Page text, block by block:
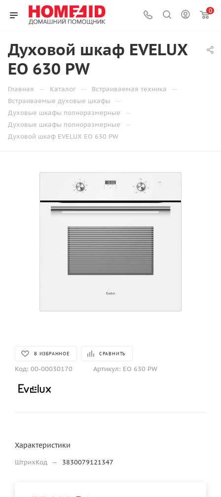
0
Духовой шкаф EVELUX
EO 630 PW
Главная — Каталог — Встраиваемая техника —
Встраиваемые духовые шкафы —
Духовые шкафы полноразмерные —
Духовые шкафы полноразмерные —
Духовой шкаф EVELUX EO 630 PW
В ИЗБРАННОЕ СРАВНИТЬ
Код: 00-00030170 Артикул: EO 630 PW
Характеристики
ШтрихКод — 3830079121347